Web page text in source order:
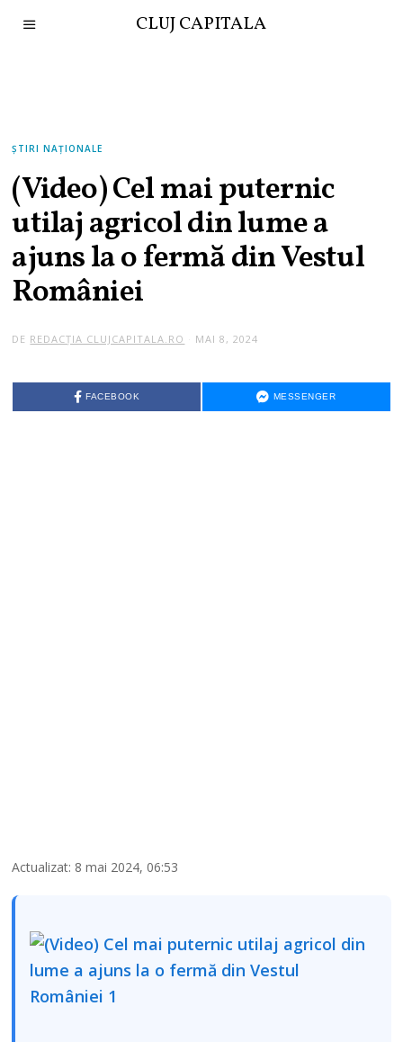
CLUJ CAPITALA
ȘTIRI NAȚIONALE
(Video) Cel mai puternic
utilaj agricol din lume a
ajuns la o fermă din Vestul
României
DE REDACȚIA CLUJCAPITALA.RO MAI 8, 2024
FACEBOOK MESSENGER
Actualizat: 8 mai 2024, 06:53